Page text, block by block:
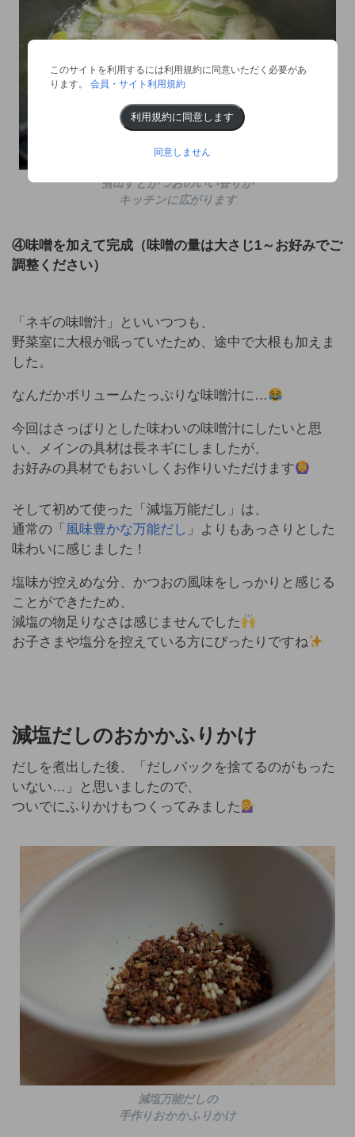
煮出すとかつおのいい香りが
キッチンに広がります
④味噌を加えて完成（味噌の量は大さじ1～お好みでご
調整ください）
「ネギの味噌汁」といいつつも、
野菜室に大根が眠っていたため、途中で大根も加えま
した。
なんだかボリュームたっぷりな味噌汁に…
今回はさっぱりとした味わいの味噌汁にしたいと思
い、メインの具材は長ネギにしましたが、
お好みの具材でもおいしくお作りいただけます
そして初めて使った「減塩万能だし」は、
通常の「 風味豊かな万能だし 」よりもあっさりとした
味わいに感じました！
塩味が控えめな分、かつおの風味をしっかりと感じる
ことができたため、
減塩の物足りなさは感じませんでした
お子さまや塩分を控えている方にぴったりですね
減塩だしのおかかふりかけ
だしを煮出した後、「だしパックを捨てるのがもった
いない…」と思いましたので、
ついでにふりかけもつくってみました
減塩万能だしの
手作りおかかふりかけ
このサイトを利用するには利用規約に同意いただく必要があ
ります。会員・サイト利用規約
利用規約に同意します
同意しません